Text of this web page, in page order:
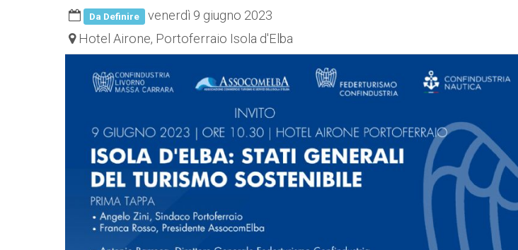
Da Definire
venerdì 9 giugno 2023
Hotel Airone, Portoferraio Isola d'Elba